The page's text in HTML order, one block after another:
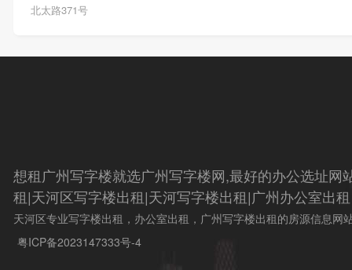
北太路371号
想租广州写字楼就选广州写字楼网,最好的办公选址网
租|天河区写字楼出租|天河写字楼出租|广州办公室出
天河区专业写字楼出租，办公室出租，广州写字楼出租的房源信息网
粤ICP备2023147333号-4